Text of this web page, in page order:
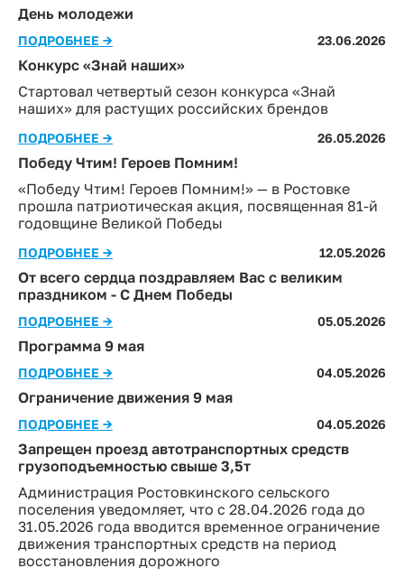
День молодежи
ПОДРОБНЕЕ → 23.06.2026
Конкурс «Знай наших»
Стартовал четвертый сезон конкурса «Знай
наших» для растущих российских брендов
ПОДРОБНЕЕ → 26.05.2026
Победу Чтим! Героев Помним!
«Победу Чтим! Героев Помним!» — в Ростовке
прошла патриотическая акция, посвященная 81-й
годовщине Великой Победы
ПОДРОБНЕЕ → 12.05.2026
От всего сердца поздравляем Вас с великим
праздником - C Днем Победы
ПОДРОБНЕЕ → 05.05.2026
Программа 9 мая
ПОДРОБНЕЕ → 04.05.2026
Ограничение движения 9 мая
ПОДРОБНЕЕ → 04.05.2026
Запрещен проезд автотранспортных средств
грузоподъемностью свыше 3,5т
Администрация Ростовкинского сельского
поселения уведомляет, что с 28.04.2026 года до
31.05.2026 года вводится временное ограничение
движения транспортных средств на период
восстановления дорожного